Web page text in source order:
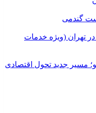
گندمی
تهران (ویژه خدمات
مسیر جدید تحول اقتصادی